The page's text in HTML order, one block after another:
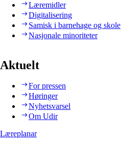
Læremidler
Digitalisering
Samisk i barnehage og skole
Nasjonale minoriteter
Aktuelt
For pressen
Høringer
Nyhetsvarsel
Om Udir
Læreplanar